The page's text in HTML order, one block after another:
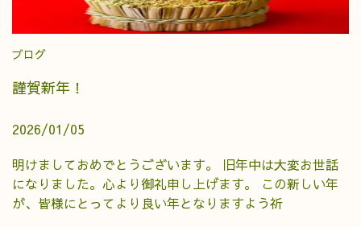
ブログ
謹賀新年！
2026/01/05
明けましておめでとうございます。 旧年中は大変お世話
になりました。心より御礼申し上げます。 この新しい年
が、皆様にとってより良い年となりますよう祈